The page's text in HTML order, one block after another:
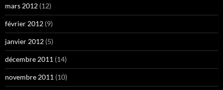
mars 2012 (12)
février 2012 (9)
janvier 2012 (5)
décembre 2011 (14)
novembre 2011 (10)